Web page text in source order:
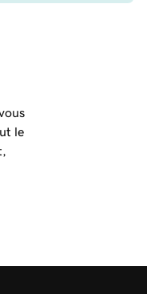
le